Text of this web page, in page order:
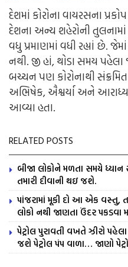
દેશમાં કોરોના વાયરસના
દેશના અન્ય શહેરોની
વધુ પ્રમાણમાં વધી રહ્યાં છે.
નથી. જી હાં, થોડા સમય
બચ્ચન પણ કોરોનાથી
અભિષેક, ઐશ્વર્યા અને
આવ્યા હતા.
RELATED POSTS
બીજા લોકોને મળતા સમયે ધ્યાન
તમારી દીવાની થઇ જશે.
પાંજરામાં મૂકી દો આ એક વસ્તુ,
લોકો નથી જાણતા ઉંદર પકડવા
પેટ્રોલ પુરાવતી વખતે ઝીરો
જશે પેટ્રોલ પંપ વાળા… જાણો